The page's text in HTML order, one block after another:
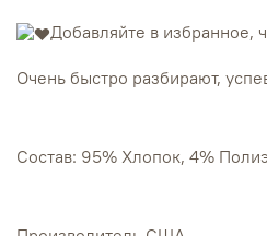
Добавляйте в избранное,
Очень быстро разбирают,
Состав: 95% Хлопок, 4%